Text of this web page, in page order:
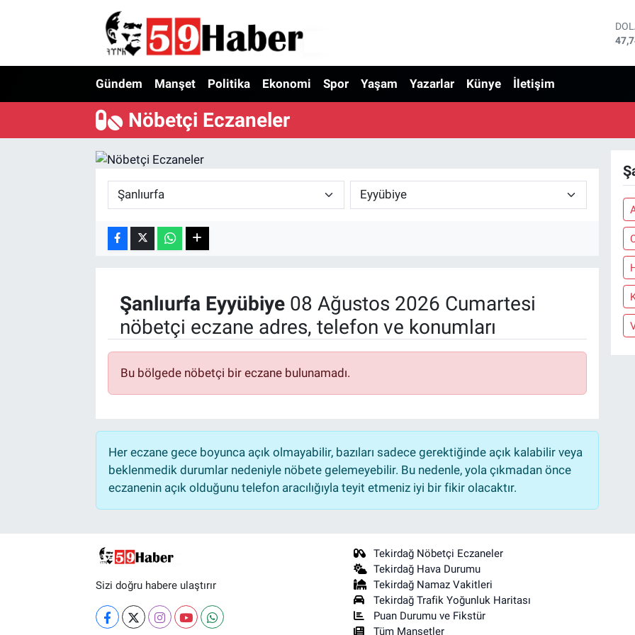
Gündem Manşet Politika Ekonomi Spor Yaşam Yazarlar Künye İletişim
Nöbetçi Eczaneler
Şanlıurfa Eyyübiye08 Ağustos 2026 Cumartesi
nöbetçi eczane adres, telefon ve konumları
Bu bölgede nöbetçi bir eczane bulunamadı.
Her eczane gece boyunca açık olmayabilir, bazıları sadece gerektiğinde açık kalabilir veya
beklenmedik durumlar nedeniyle nöbete gelemeyebilir. Bu nedenle, yola çıkmadan önce
eczanenin açık olduğunu telefon aracılığıyla teyit etmeniz iyi bir fikir olacaktır.
Sizi doğru habere ulaştırır
Tekirdağ Nöbetçi Eczaneler
Tekirdağ Hava Durumu
Tekirdağ Namaz Vakitleri
Tekirdağ Trafik Yoğunluk Haritası
Puan Durumu ve Fikstür
Tüm Manşetler